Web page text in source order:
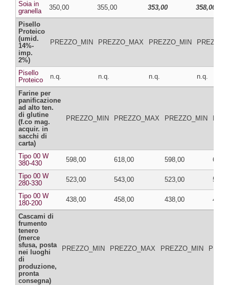
Soia in
granella
350,00 355,00 353,00 358,00
Pisello
Proteico
(umid.
14%-
imp.
2%)
PREZZO_MIN PREZZO_MAX PREZZO_MIN
Pisello
Proteico
n.q. n.q. n.q. n.q.
Farine per
panificazione
ad alto ten.
di glutine
(f.co mag.
acquir. in
sacchi di
carta)
PREZZO_MIN PREZZO_MAX PREZZO_MIN
Tipo 00 W
380-430
598,00 618,00 598,00
Tipo 00 W
280-330
523,00 543,00 523,00
Tipo 00 W
180-200
438,00 458,00 438,00
Cascami di
frumento
tenero
(merce
sfusa, posta
nei luoghi
di
produzione,
pronta
consegna)
PREZZO_MIN PREZZO_MAX PREZZO_MIN